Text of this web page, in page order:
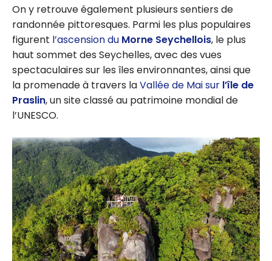
On y retrouve également plusieurs sentiers de
randonnée pittoresques. Parmi les plus populaires
figurent l’ascension du Morne Seychellois, le plus
haut sommet des Seychelles, avec des vues
spectaculaires sur les îles environnantes, ainsi que
la promenade à travers laVallée de Mai sur l’île de
Praslin, un site classé au patrimoine mondial de
l’UNESCO.